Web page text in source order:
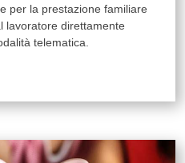
per la prestazione familiare
lavoratore direttamente
telematica.